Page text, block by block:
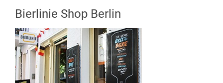
Bierlinie Shop Berlin